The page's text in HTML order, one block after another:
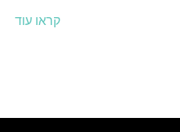
קראו עוד